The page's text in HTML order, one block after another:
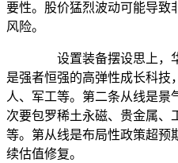
要性。股价猛烈波动可能导致
风险。
设置装备摆设思上，华
是强者恒强的高弹性成长科技
人、军工等。第二条从线是景
次要包罗稀土永磁、贵金属、
等。第从线是布局性政策超预
续估值修复。